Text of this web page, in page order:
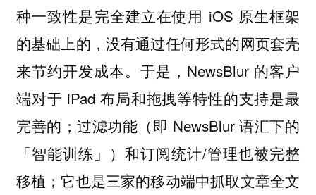
种一致性是完全建立在使用 iOS 原生框架
的基础上的，没有通过任何形式的网页套壳
来节约开发成本。于是，NewsBlur 的客户
端对于 iPad 布局和拖拽等特性的支持是最
完善的；过滤功能（即 NewsBlur 语汇下的
「智能训练」）和订阅统计/管理也被完整
移植；它也是三家的移动端中抓取文章全文